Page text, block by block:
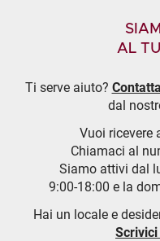
AL
Ti serve aiuto?
dal
Vuoi ricevere
Chiamaci al
Siamo attivi dal
9:00-18:00 e la
Hai un locale e